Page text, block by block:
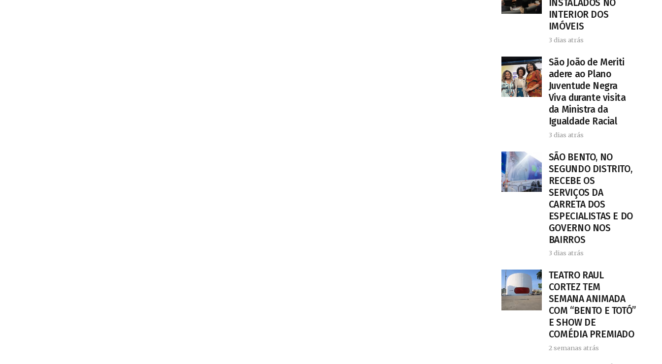
INSTALADOS NO
INTERIOR DOS
IMÓVEIS
3 dias atrás
São João de Meriti
adere ao Plano
Juventude Negra
Viva durante visita
da Ministra da
Igualdade Racial
3 dias atrás
SÃO BENTO, NO
SEGUNDO DISTRITO,
RECEBE OS
SERVIÇOS DA
CARRETA DOS
ESPECIALISTAS E DO
GOVERNO NOS
BAIRROS
3 dias atrás
TEATRO RAUL
CORTEZ TEM
SEMANA ANIMADA
COM “BENTO E TOTÓ”
E SHOW DE
COMÉDIA PREMIADO
2 semanas atrás